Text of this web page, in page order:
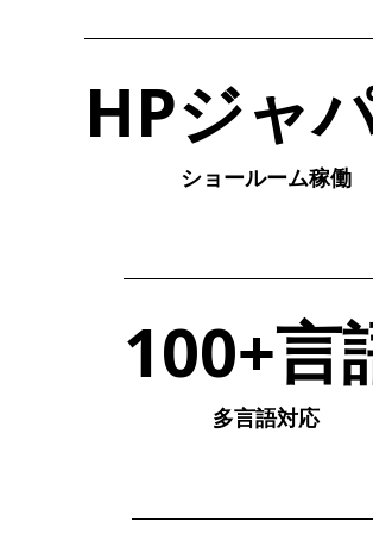
HPジャ
ショールーム稼働
100+言
多言語対応